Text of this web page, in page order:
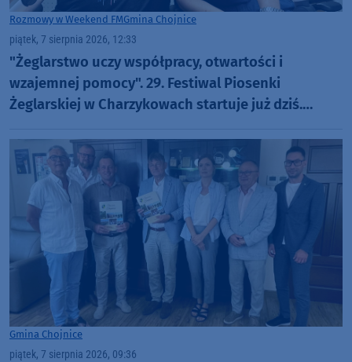
Rozmowy w Weekend FMGmina Chojnice
piątek, 7 sierpnia 2026, 12:33
"Żeglarstwo uczy współpracy, otwartości i
wzajemnej pomocy". 29. Festiwal Piosenki
Żeglarskiej w Charzykowach startuje już dziś.
Gmina Chojnice
piątek, 7 sierpnia 2026, 09:36